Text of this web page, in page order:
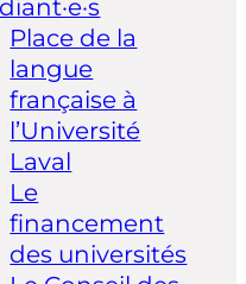
Place de la
langue
française à
l’Université
Laval
Le
financement
des universités